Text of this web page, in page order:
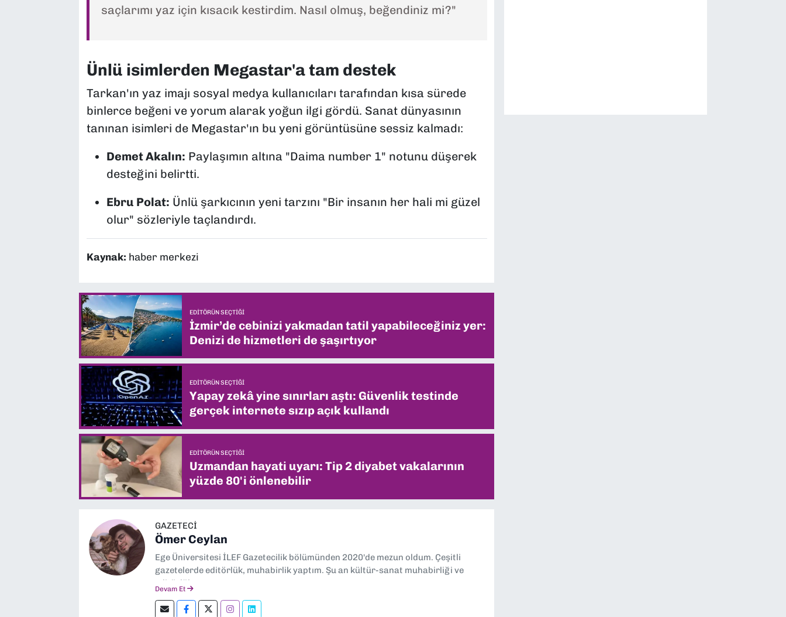
saçlarımı yaz için kısacık kestirdim. Nasıl olmuş, beğendiniz mi?"
Ünlü isimlerden Megastar'a tam destek
Tarkan'ın yaz imajı sosyal medya kullanıcıları tarafından kısa sürede
binlerce beğeni ve yorum alarak yoğun ilgi gördü. Sanat dünyasının
tanınan isimleri de Megastar'ın bu yeni görüntüsüne sessiz kalmadı:
Demet Akalın: Paylaşımın altına "Daima number 1" notunu düşerek
desteğini belirtti.
Ebru Polat: Ünlü şarkıcının yeni tarzını "Bir insanın her hali mi güzel
olur" sözleriyle taçlandırdı.
Kaynak: haber merkezi
EDITÖRÜN SEÇTIĞI
İzmir’de cebinizi yakmadan tatil yapabileceğiniz yer:
Denizi de hizmetleri de şaşırtıyor
EDITÖRÜN SEÇTIĞI
Yapay zekâ yine sınırları aştı: Güvenlik testinde
gerçek internete sızıp açık kullandı
EDITÖRÜN SEÇTIĞI
Uzmandan hayati uyarı: Tip 2 diyabet vakalarının
yüzde 80'i önlenebilir
GAZETECİ
Ömer Ceylan
Ege Üniversitesi İLEF Gazetecilik bölümünden 2020'de mezun oldum. Çeşitli
gazetelerde editörlük, muhabirlik yaptım. Şu an kültür-sanat muhabirliği ve
editörlük yapıyorum.
Devam Et